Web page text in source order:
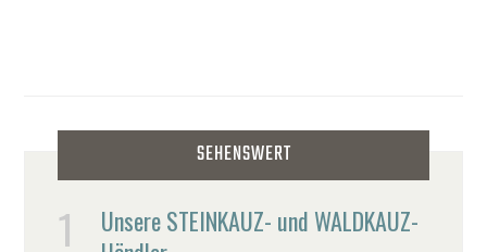
SEHENSWERT
Unsere STEINKAUZ- und WALDKAUZ-